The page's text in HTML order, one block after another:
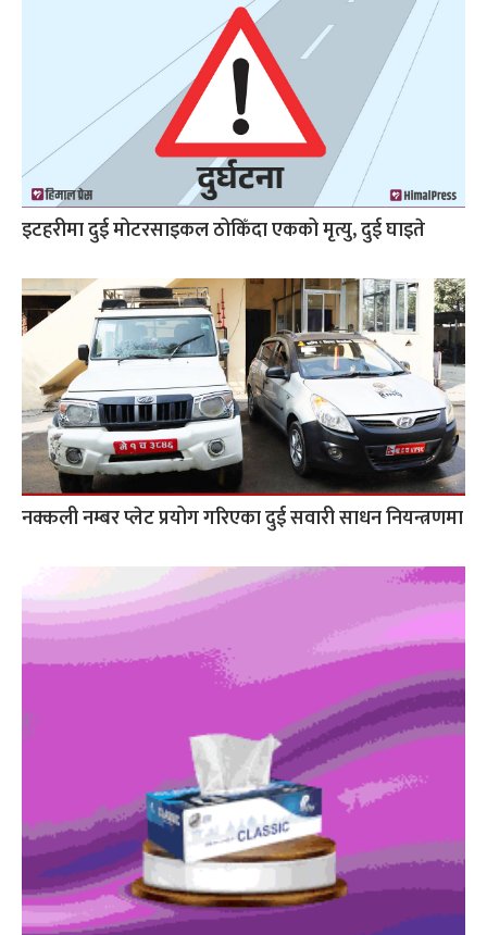
इटहरीमा दुई मोटरसाइकल ठोकिँदा एकको मृत्यु, दुई घाइते
नक्कली नम्बर प्लेट प्रयोग गरिएका दुई सवारी साधन नियन्त्रणमा